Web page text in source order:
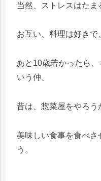
当然、ストレスはたま
お互い、料理は好きで
あと10歳若かったら
いう仲、
昔は、惣菜屋をやろう
美味しい食事を食べ
う。